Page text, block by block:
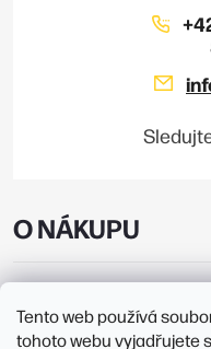
Tento web používá
tohoto webu vyjadřujete
O NÁKUPU